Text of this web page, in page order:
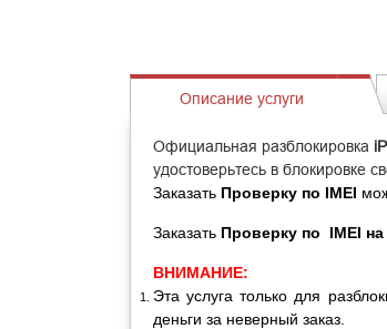
Описание услуги
Официальная разблокировка
удостоверьтесь в блокировке
Заказать Проверку по IMEI
Заказать Проверку по IMEI на
ВНИМАНИЕ:
Эта услуга только для
деньги за неверный заказ.